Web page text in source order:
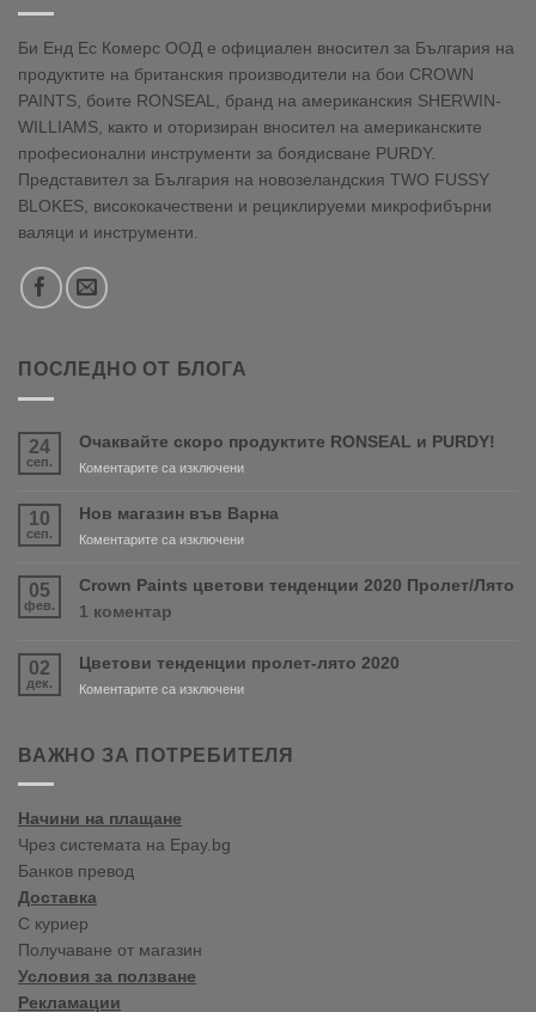
Би Енд Ес Комерс ООД е официален вносител за България на
продуктите на британския производители на бои CROWN
PAINTS, боите RONSEAL, бранд на американския SHERWIN-
WILLIAMS, както и оторизиран вносител на американските
професионални инструменти за боядисване PURDY.
Представител за България на новозеландския TWO FUSSY
BLOKES, висококачествени и рециклируеми микрофибърни
валяци и инструменти.
ПОСЛЕДНО ОТ БЛОГА
24
сеп.
Очаквайте скоро продуктите RONSEAL и PURDY!
Коментарите са изключениза
продуктите
RONSEAL
PURDY!
10
сеп.
Нов магазин във Варна
Коментарите са изключениза
05
фев.
Crown Paints цветови тенденции 2020 Пролет/Лято
1 коментар
цветови
тенденции
Лято
02
дек.
Цветови тенденции пролет-лято 2020
Коментарите са изключениза
пролет-
ВАЖНО ЗА ПОТРЕБИТЕЛЯ
Начини на плащане
Чрез системата на Epay.bg
Банков превод
Доставка
С куриер
Получаване от магазин
Условия за ползване
Рекламации